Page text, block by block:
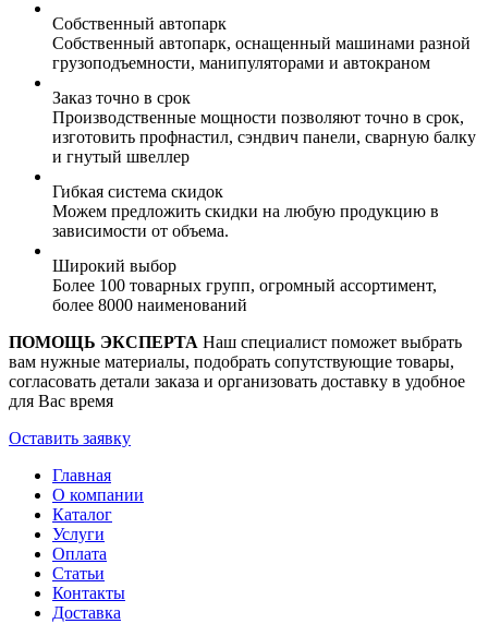
Собственный автопарк
Собственный автопарк, оснащенный машинами разной
грузоподъемности, манипуляторами и автокраном
Заказ точно в срок
Производственные мощности позволяют точно в срок,
изготовить профнастил, сэндвич панели, сварную балку
и гнутый швеллер
Гибкая система скидок
Можем предложить скидки на любую продукцию в
зависимости от объема.
Широкий выбор
Более 100 товарных групп, огромный ассортимент,
более 8000 наименований
ПОМОЩЬ ЭКСПЕРТА Наш специалист поможет выбрать
вам нужные материалы, подобрать сопутствующие товары,
согласовать детали заказа и организовать доставку в удобное
для Вас время
Оставить заявку
Главная
О компании
Каталог
Услуги
Оплата
Статьи
Контакты
Доставка